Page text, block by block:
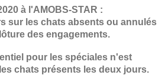
à l'AMOBS-STAR :
sur les chats absents ou annulés
des engagements.
pour les spéciales n'est
chats présents les deux jours.